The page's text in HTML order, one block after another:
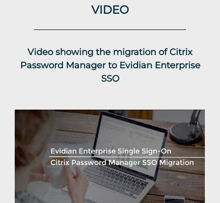
VIDEO
Video showing the migration of Citrix
Password Manager to Evidian Enterprise
SSO